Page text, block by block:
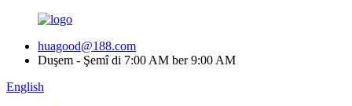
huagood@188.com
Duşem - Şemî di 7:00 AM ber 9:00 AM
English